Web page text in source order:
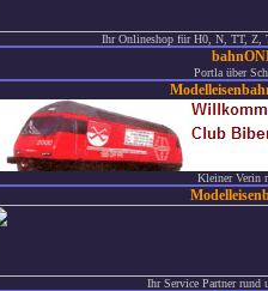
Ihr Onlineshop für H0, N, TT, Z,
Portla über
Kleiner Verin
Ihr Service Partner rund